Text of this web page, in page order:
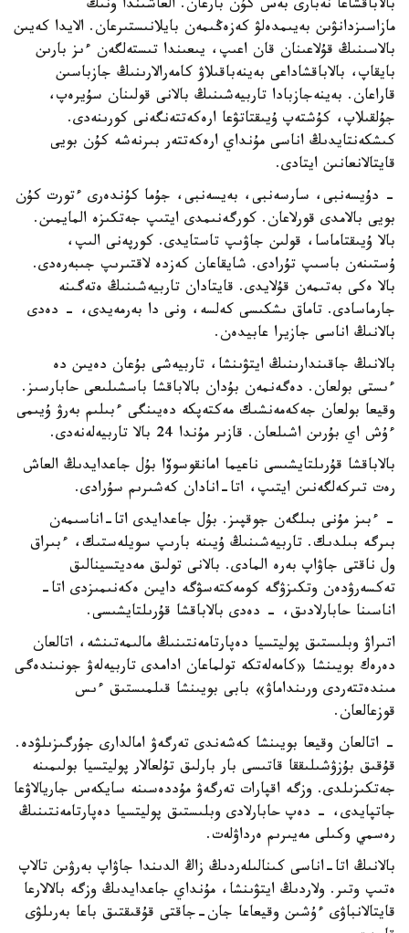
بالاباقشاعا نەبارى بەس كۇن بارعان. العاشىندا ونىڭ
مازاسىزدانۋىن بەيىمدەلۋ كەزەڭىمەن بايلانىستىرعان. الايدا كەيىن
بالاسىنىڭ قۇلاعىنان قان اعىپ، يىعىندا تىستەلگەن ءىز بارىن
بايقاپ، بالاباقشاداعى بەينەباقىلاۋ كامەرالارىنىڭ جازباسىن
قاراعان. بەينەجازبادا تاربيەشىنىڭ بالانى قولىنان سۇيرەپ،
جۇلقىلاپ، كۇشتەپ ۇيىقتاتۋعا ارەكەتتەنگەنى كورىنەدى.
كىشكەنتايدىڭ اناسى مۇنداي ارەكەتتەر بىرنەشە كۇن بويى
قايتالانعانىن ايتادى.
- دۇيسەنبى، سارسەنبى، بەيسەنبى، جۇما كۇندەرى ءتورت كۇن
بويى بالامدى قورلاعان. كورگەنىمدى ايتىپ جەتكىزە المايمىن.
بالا ۇيىقتاماسا، قولىن جاۋىپ تاستايدى. كورپەنى الىپ،
ۇستىنەن باسىپ تۇرادى. شايقاعان كەزدە لاقتىرىپ جىبەرەدى.
بالا ەكى بەتىمەن قۇلايدى. قايتادان تاربيەشىنىڭ ەتەگىنە
جارماسادى. تاماق ىشكىسى كەلسە، ونى دا بەرمەيدى، - دەدى
بالانىڭ اناسى جازيرا عابيدەن.
بالانىڭ جاقىندارىنىڭ ايتۋىنشا، تاربيەشى بۇعان دەيىن دە
ءىستى بولعان. دەگەنمەن بۇدان بالاباقشا باسشىلىعى حابارسىز.
وقيعا بولعان جەكەمەنشىك مەكتەپكە دەيىنگى ءبىلىم بەرۋ ۇيىمى
ءۇش اي بۇرىن اشىلعان. قازىر مۇندا 24 بالا تاربيەلەنەدى.
بالاباقشا قۇرىلتايشىسى ناعيما امانقوسوۆا بۇل جاعدايدىڭ العاش
رەت تىركەلگەنىن ايتىپ، اتا-انادان كەشىرىم سۇرادى.
- ءبىز مۇنى بىلگەن جوقپىز. بۇل جاعدايدى اتا-اناسىمەن
بىرگە بىلدىك. تاربيەشىنىڭ ۇيىنە بارىپ سويلەستىك، ءبىراق
ول ناقتى جاۋاپ بەرە المادى. بالانى تولىق مەديتسينالىق
تەكسەرۋدەن وتكىزۋگە كومەكتەسۋگە دايىن ەكەنىمىزدى اتا-
اناسىنا حابارلادىق، - دەدى بالاباقشا قۇرىلتايشىسى.
اتىراۋ وبلىستىق پوليتسيا دەپارتامەنتىنىڭ مالىمەتىنشە، اتالعان
دەرەك بويىنشا «كامەلەتكە تولماعان ادامدى تاربيەلەۋ جونىندەگى
مىندەتتەردى ورىنداماۋ» بابى بويىنشا قىلمىستىق ءىس
قوزعالعان.
- اتالعان وقيعا بويىنشا كەشەندى تەرگەۋ امالدارى جۇرگىزىلۋدە.
قۇقىق بۇزۋشىلىققا قاتىسى بار بارلىق تۇلعالار پوليتسيا بولىمىنە
جەتكىزىلدى. وزگە اقپارات تەرگەۋ مۇددەسىنە سايكەس جاريالاۋعا
جاتپايدى، - دەپ حابارلادى وبلىستىق پوليتسيا دەپارتامەنتىنىڭ
رەسمي وكىلى مەيىرىم ەرداۋلەت.
بالانىڭ اتا-اناسى كىنالىلەردىڭ زاڭ الدىندا جاۋاپ بەرۋىن تالاپ
ەتىپ وتىر. ولاردىڭ ايتۋىنشا، مۇنداي جاعدايدىڭ وزگە بالالارعا
قايتالانباۋى ءۇشىن وقيعاعا جان-جاقتى قۇقىقتىق باعا بەرىلۋى